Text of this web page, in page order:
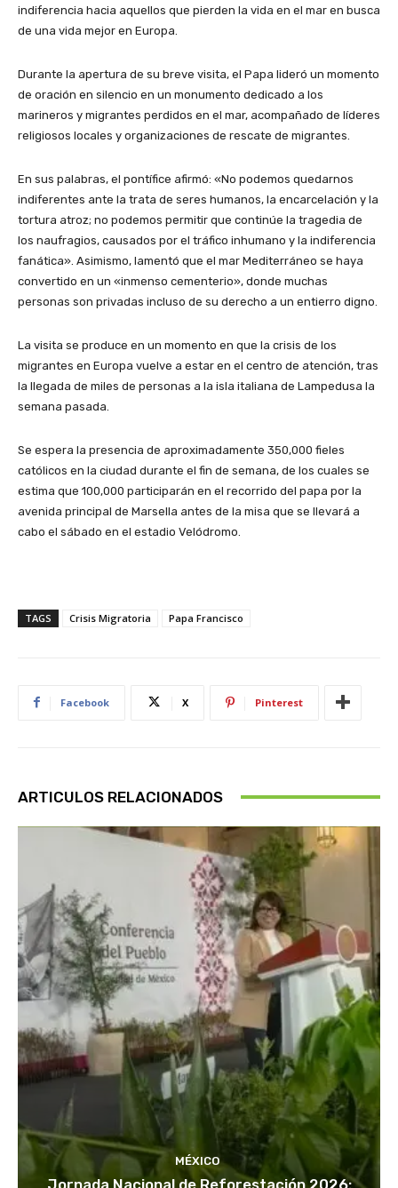
indiferencia hacia aquellos que pierden la vida en el mar en busca
de una vida mejor en Europa.
Durante la apertura de su breve visita, el Papa lideró un momento
de oración en silencio en un monumento dedicado a los
marineros y migrantes perdidos en el mar, acompañado de líderes
religiosos locales y organizaciones de rescate de migrantes.
En sus palabras, el pontífice afirmó: «No podemos quedarnos
indiferentes ante la trata de seres humanos, la encarcelación y la
tortura atroz; no podemos permitir que continúe la tragedia de
los naufragios, causados por el tráfico inhumano y la indiferencia
fanática». Asimismo, lamentó que el mar Mediterráneo se haya
convertido en un «inmenso cementerio», donde muchas
personas son privadas incluso de su derecho a un entierro digno.
La visita se produce en un momento en que la crisis de los
migrantes en Europa vuelve a estar en el centro de atención, tras
la llegada de miles de personas a la isla italiana de Lampedusa la
semana pasada.
Se espera la presencia de aproximadamente 350,000 fieles
católicos en la ciudad durante el fin de semana, de los cuales se
estima que 100,000 participarán en el recorrido del papa por la
avenida principal de Marsella antes de la misa que se llevará a
cabo el sábado en el estadio Velódromo.
TAGS Crisis Migratoria Papa Francisco
Facebook X Pinterest
ARTICULOS RELACIONADOS
MÉXICO